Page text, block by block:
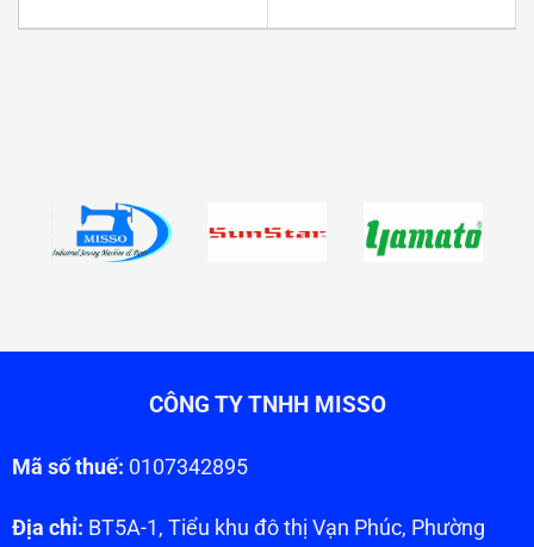
CÔNG TY TNHH MISSO
Mã số thuế: 0107342895
Địa chỉ: BT5A-1, Tiểu khu đô thị Vạn Phúc, Phường